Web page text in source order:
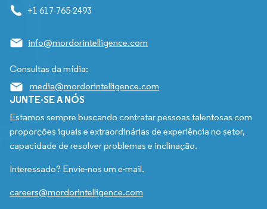
+1 617-765-2493
info@mordorintelligence.com
Consultas da mídia:
media@mordorintelligence.com
JUNTE-SE A NÓS
Estamos sempre buscando contratar pessoas talentosas com
proporções iguais e extraordinárias de experiência no setor,
capacidade de resolver problemas e inclinação.
Interessado? Envie-nos um e-mail.
careers@mordorintelligence.com